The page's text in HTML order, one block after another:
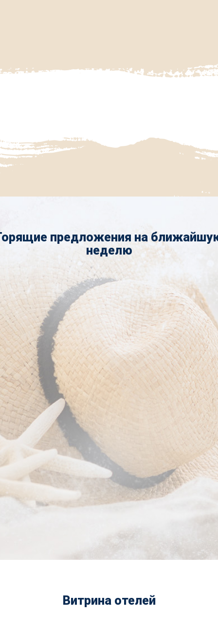
предложения на
неделю
Витрина отелей